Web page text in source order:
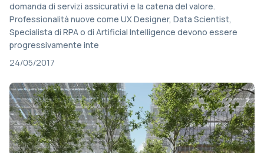
domanda di servizi assicurativi e la catena del valore.
Professionalità nuove come UX Designer, Data Scientist,
Specialista di RPA o di Artificial Intelligence devono essere
progressivamente inte
24/05/2017